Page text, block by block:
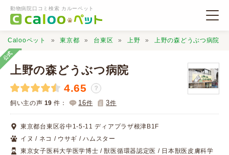
動物病院口コミ検索 カルーペット
動物病院検索
口コミ検索
Calooペット 東京都 台東区 上野 上野の森どうぶつ病院
公式
上野の森どうぶつ病院
4.65 ？
飼い主の声 19 件： 16件 3件
東京都台東区谷中1-5-11 ディアプラザ根津B1F
イヌ / ネコ / ウサギ / ハムスター
東京女子医科大学医学博士 / 獣医循環器認定医 / 日本獣医皮膚科学